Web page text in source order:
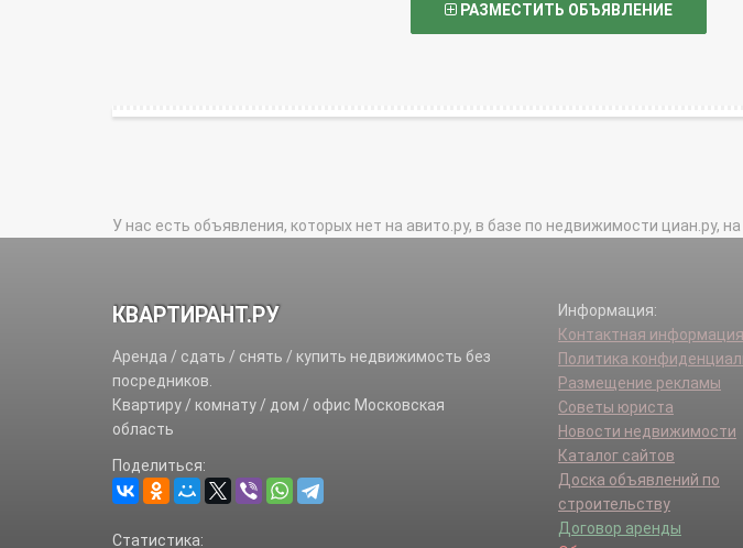
РАЗМЕСТИТЬ ОБЪЯВЛЕНИЕ
У нас есть объявления, которых нет на авито.ру, в базе по недвижимости циан.ру,
КВАРТИРАНТ.РУ
Аренда / сдать / снять / купить недвижимость без
посредников.
Квартиру / комнату / дом / офис Московская
область
Поделиться:
Статистика:
Информация:
Контактная информация
Политика
Размещение рекламы
Советы юриста
Новости недвижимости
Каталог сайтов
Доска объявлений по
строительству
Договор аренды